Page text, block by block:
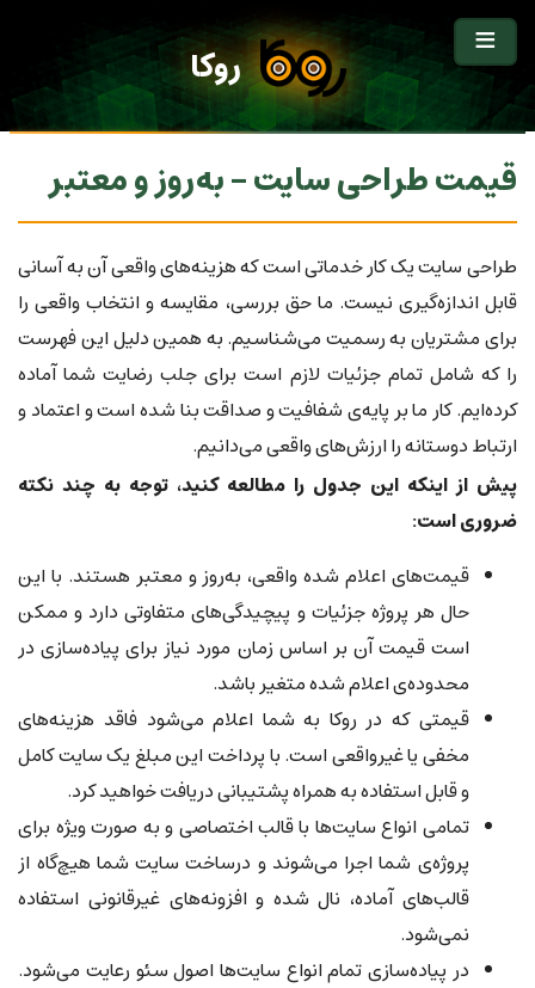
روکا
قیمت طراحی سایت - به‌روز و معتبر
طراحی سایت یک کار خدماتی است که هزینه‌های واقعی آن به آسانی
قابل اندازه‌گیری نیست. ما حق بررسی، مقایسه و انتخاب واقعی را
برای مشتریان به رسمیت می‌شناسیم. به همین دلیل این فهرست
را که شامل تمام جزئیات لازم است برای جلب رضایت شما آماده
کرده‌ایم. کار ما بر پایه‌ی شفافیت و صداقت بنا شده است و اعتماد و
ارتباط دوستانه را ارزش‌های واقعی می‌دانیم.
پیش از اینکه این جدول را مطالعه کنید، توجه به چند نکته
ضروری است:
قیمت‌های اعلام شده واقعی، به‌روز و معتبر هستند. با این
حال هر پروژه جزئیات و پیچیدگی‌های متفاوتی دارد و ممکن
است قیمت آن بر اساس زمان مورد نیاز برای پیاده‌سازی در
محدوده‌ی اعلام شده متغیر باشد.
قیمتی که در روکا به شما اعلام می‌شود فاقد هزینه‌های
مخفی یا غیرواقعی است. با پرداخت این مبلغ یک سایت کامل
و قابل استفاده به همراه پشتیبانی دریافت خواهید کرد.
تمامی انواع سایت‌ها با قالب اختصاصی و به صورت ویژه برای
پروژه‌ی شما اجرا می‌شوند و درساخت سایت شما هیچ‌گاه از
قالب‌های آماده، نال شده و افزونه‌های غیرقانونی استفاده
نمی‌شود.
در پیاده‌سازی تمام انواع سایت‌ها اصول سئو رعایت می‌شود.